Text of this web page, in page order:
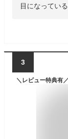
目になってい
3